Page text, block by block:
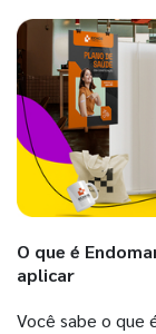
O que é
aplicar
Você sabe o que